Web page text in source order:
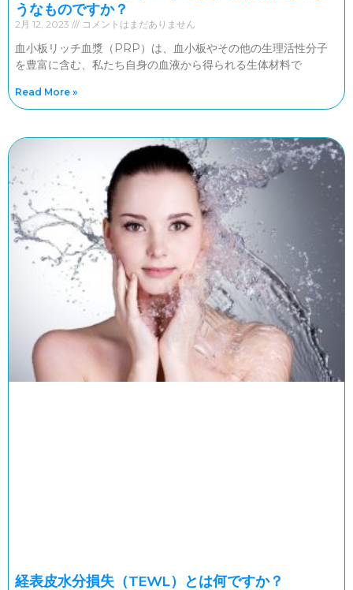
うなものですか？
2月 12, 2023 コメントはまだありません
血小板リッチ血漿（PRP）は、血小板やその他の生理活性分子
を豊富に含む、私たち自身の血液から得られる生体材料で
Read More »
経表皮水分損失（TEWL）とは何ですか？